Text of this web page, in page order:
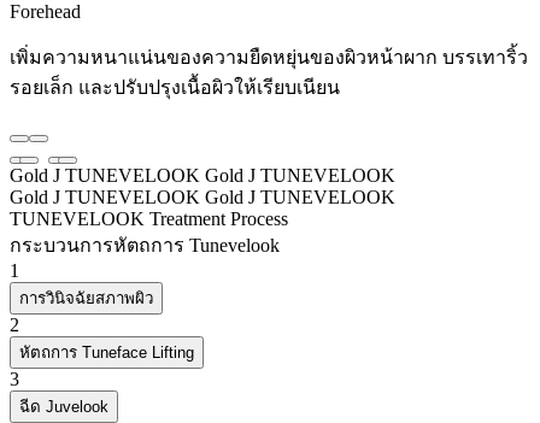
Forehead
เพิ่มความหนาแน่นของความยืดหยุ่นของผิวหน้าผาก บรรเทาริ้ว
รอยเล็ก และปรับปรุงเนื้อผิวให้เรียบเนียน
Gold J TUNEVELOOK Gold J TUNEVELOOK
Gold J TUNEVELOOK Gold J TUNEVELOOK
TUNEVELOOK Treatment Process
กระบวนการหัตถการ Tunevelook
1
การวินิจฉัยสภาพผิว
2
หัตถการ Tuneface Lifting
3
ฉีด Juvelook